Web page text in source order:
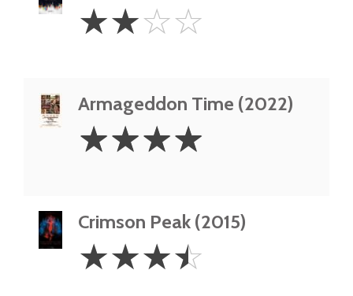
Stars
☆☆☆☆
Armageddon Time (2022)
Stars
☆☆☆☆
Crimson Peak (2015)
3.5
Stars
☆☆☆☆